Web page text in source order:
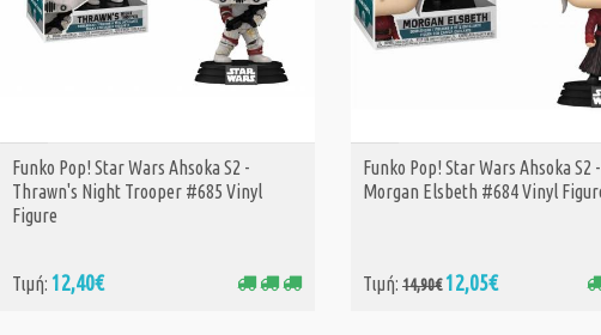
ΑΓΟΡΑ
Funko Pop! Star Wars Ahsoka S2 -
Thrawn's Night Trooper #685 Vinyl
Figure
Τιμή: 12,40€
ΑΓΟΡΑ
Funko Pop! Star Wars Ahsoka S2 -
Morgan Elsbeth #684 Vinyl
Τιμή: 14,90€ 12,05€